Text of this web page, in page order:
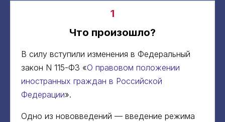
1
Что произошло?
В силу вступили изменения в Федеральный
закон N 115-ФЗ «О правовом положении
иностранных граждан в Российской
Федерации».
Одно из нововведений — введение режима